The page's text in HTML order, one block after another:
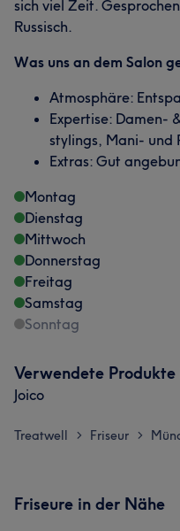
sich viel Zeit.
Russisch.
Was uns an dem Salon
Atmosphäre:
Expertise: Damen-
stylings, Mani- und
Extras: Gut
Montag
Dienstag
Mittwoch
Donnerstag
Freitag
Samstag
Sonntag
Verwendete Produkte
Joico
Treatwell > Friseur >
Friseure in der Nähe